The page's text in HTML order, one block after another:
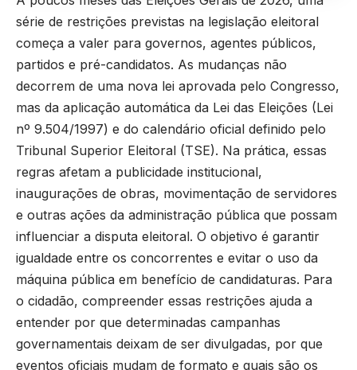
série de restrições previstas na legislação eleitoral
começa a valer para governos, agentes públicos,
partidos e pré-candidatos. As mudanças não
decorrem de uma nova lei aprovada pelo Congresso,
mas da aplicação automática da Lei das Eleições (Lei
nº 9.504/1997) e do calendário oficial definido pelo
Tribunal Superior Eleitoral (TSE). Na prática, essas
regras afetam a publicidade institucional,
inaugurações de obras, movimentação de servidores
e outras ações da administração pública que possam
influenciar a disputa eleitoral. O objetivo é garantir
igualdade entre os concorrentes e evitar o uso da
máquina pública em benefício de candidaturas. Para
o cidadão, compreender essas restrições ajuda a
entender por que determinadas campanhas
governamentais deixam de ser divulgadas, por que
eventos oficiais mudam de formato e quais são os